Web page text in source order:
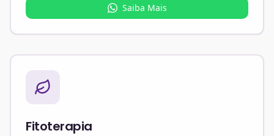
Saiba Mais
Fitoterapia